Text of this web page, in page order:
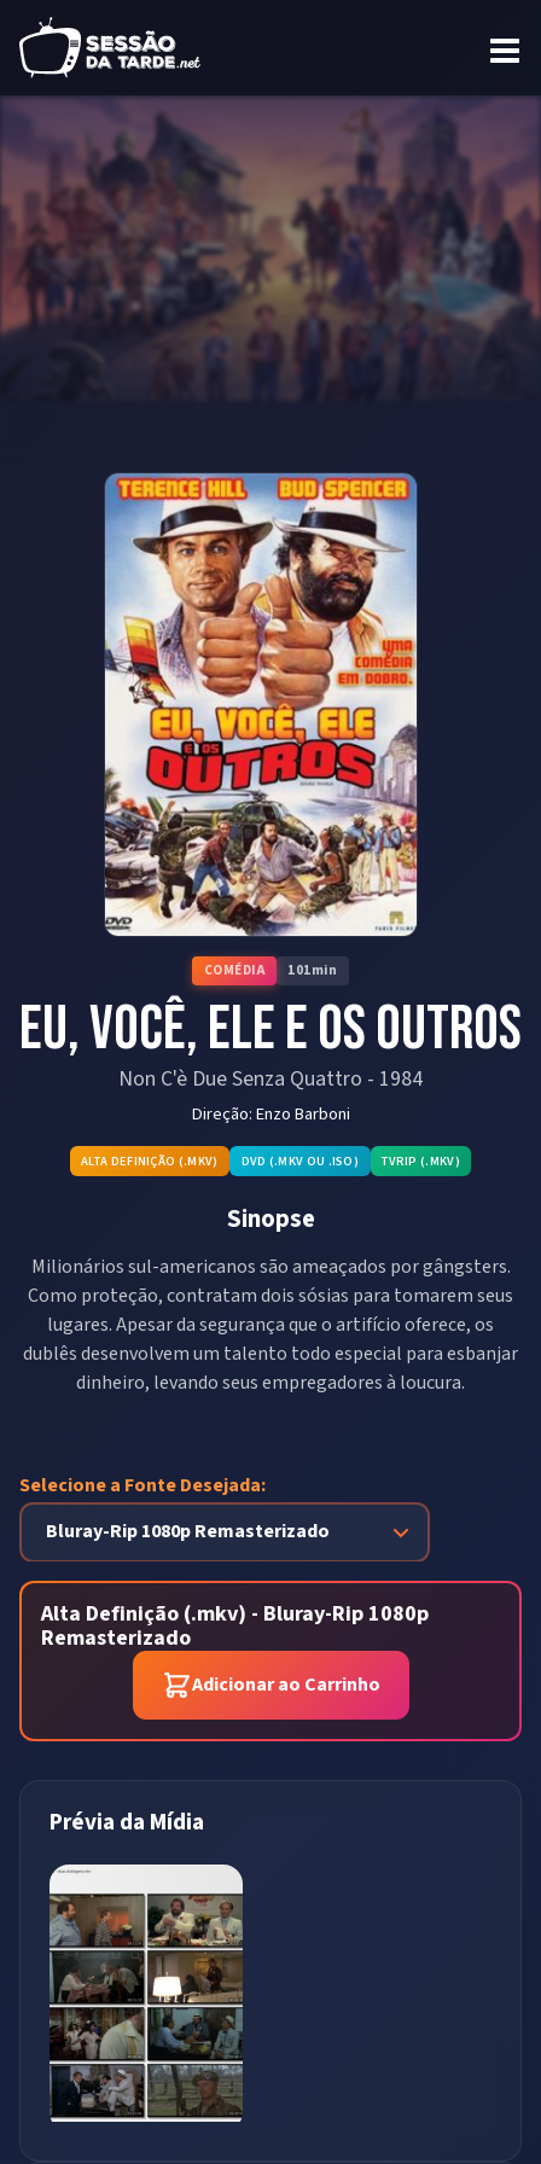
COMÉDIA 101min
Eu, Você, Ele e os Outros
Non C'è Due Senza Quattro - 1984
Direção:Enzo Barboni
ALTA DEFINIÇÃO (.MKV) DVD (.MKV OU .ISO) TVRIP (.MKV)
Sinopse
Milionários sul-americanos são ameaçados por gângsters.
Como proteção, contratam dois sósias para tomarem seus
lugares. Apesar da segurança que o artifício oferece, os
dublês desenvolvem um talento todo especial para esbanjar
dinheiro, levando seus empregadores à loucura.
Selecione a Fonte Desejada:
Alta Definição (.mkv) - Bluray-Rip 1080p
Remasterizado
Adicionar ao Carrinho
Prévia da Mídia